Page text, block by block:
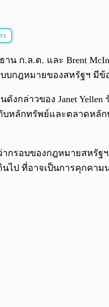
ว
น ก.ล.ต. และ Brent
กฎหมายของสหรัฐฯ มี
งกล่าวของ Janet
บหลักทรัพย์และตลาดห
ากรอบของกฎหมายสห
ไป ที่อาจเป็นการคุกคาม